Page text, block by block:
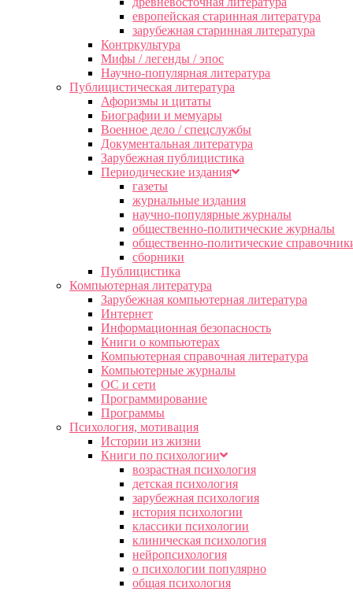
европейская старинная литература
зарубежная старинная литература
Контркультура
Мифы / легенды / эпос
Научно-популярная литература
Публицистическая литература
Афоризмы и цитаты
Биографии и мемуары
Военное дело / спецслужбы
Документальная литература
Зарубежная публицистика
Периодические издания
газеты
журнальные издания
научно-популярные журналы
общественно-политические журналы
общественно-политические
сборники
Публицистика
Компьютерная литература
Зарубежная компьютерная литература
Интернет
Информационная безопасность
Книги о компьютерах
Компьютерная справочная литература
Компьютерные журналы
ОС и сети
Программирование
Программы
Психология, мотивация
Истории из жизни
Книги по психологии
возрастная психология
детская психология
зарубежная психология
история психологии
классики психологии
клиническая психология
нейропсихология
о психологии популярно
общая психология